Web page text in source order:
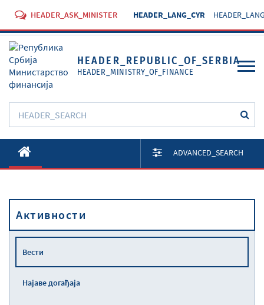
HEADER_ASK_MINISTER HEADER_LANG_CYR
HEADER_REPUBLIC_OF_SERBIA
HEADER_MINISTRY_OF_FINANCE
O Министарству
Активности
Прописи
Услуге
ADVANCED_SEARCH
Активности
Вести
Најаве догађаја